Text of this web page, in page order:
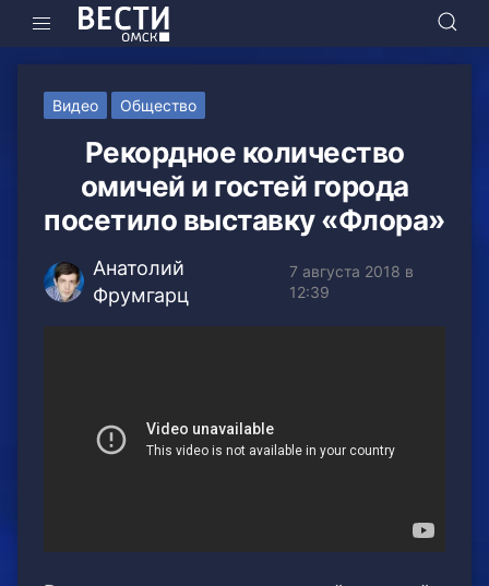
Видео Общество
Рекордное количество
омичей и гостей города
посетило выставку «Флора»
Анатолий
Фрумгарц
7 августа 2018 в
12:39